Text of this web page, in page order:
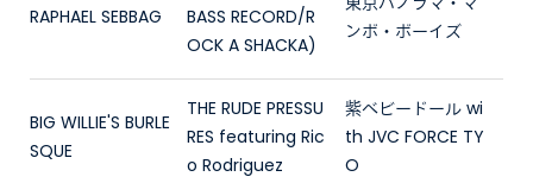
RAPHAEL SEBBAG
BASS RECORD/R
OCK A SHACKA)
ンボ・ボーイズ
BIG WILLIE'S BURLE
SQUE
THE RUDE PRESSU
RES featuring Ric
o Rodriguez
紫ベビードール wi
th JVC FORCE TY
O